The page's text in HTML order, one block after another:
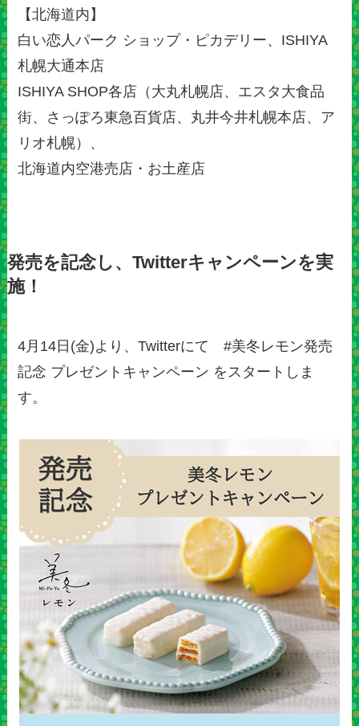
【北海道内】
白い恋人パーク ショップ・ピカデリー、ISHIYA
札幌大通本店
ISHIYA SHOP各店（大丸札幌店、エスタ大食品
街、さっぽろ東急百貨店、丸井今井札幌本店、ア
リオ札幌）、
北海道内空港売店・お土産店
発売を記念し、Twitterキャンペーンを実
施！
4月14日(金)より、Twitterにて #美冬レモン発売
記念 プレゼントキャンペーン をスタートしま
す。